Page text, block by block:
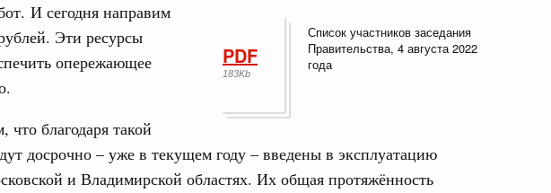
PDF
183Kb
Список участников заседания
Правительства, 4 августа 2022
года
И сегодня направим
Эти ресурсы
опережающее
что благодаря такой
досрочно – уже в текущем году – введены в эксплуатацию
и Владимирской областях. Их общая протяжённость
мая, четверг
№18)
внебюджетных фондов за 2025 год,